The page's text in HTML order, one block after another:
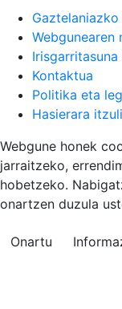
Webgunearen
Irisgarritasuna
Kontaktua
Politika eta
Hasierara itzuli
Webgune honek
jarraitzeko,
hobetzeko.
onartzen duzula
Onartu